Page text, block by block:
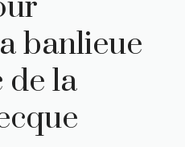
banlieue
de la